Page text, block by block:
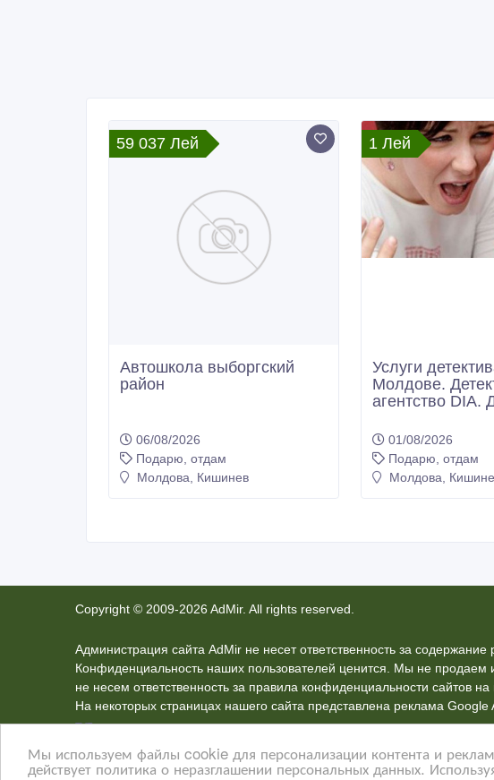
Мы используем файлы cookie для персонализации контента и
действует политика о неразглашении персональных данных.
59 037 Лей
Автошкола выборгский
район
06/08/2026
Подарю, отдам
Молдова, Кишинев
1 Лей
Услуги
Молдове.
агентство DIA.
01/08/2026
Подарю, отдам
Молдова,
Copyright © 2009-2026 AdMir. All rights reserved.
Администрация сайта AdMir не несет ответственность за
Конфиденциальность наших пользователей ценится. Мы не
не несем ответственность за правила конфиденциальности сайтов
На некоторых страницах нашего сайта представлена реклама
тут.